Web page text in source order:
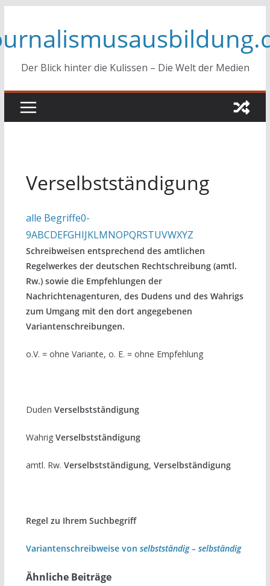
springen
Der Blick hinter die Kulissen – Die Welt der Medien
Verselbstständigung
alle Begriffe0-
9ABCDEFGHIJKLMNOPQRSTUVWXYZ
Schreibweisen entsprechend des amtlichen
Regelwerkes der deutschen Rechtschreibung (amtl.
Rw.) sowie die Empfehlungen der
Nachrichtenagenturen, des Dudens und des Wahrigs
zum Umgang mit den dort angegebenen
Variantenschreibungen.
o.V. = ohne Variante, o. E. = ohne Empfehlung
Duden Verselbstständigung
Wahrig Verselbstständigung
amtl. Rw. Verselbstständigung, Verselbständigung
Regel zu Ihrem Suchbegriff
Variantenschreibweise von selbstständig – selbständig
Ähnliche Beiträge